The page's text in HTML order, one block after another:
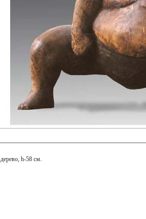
дерево, h-58 см.